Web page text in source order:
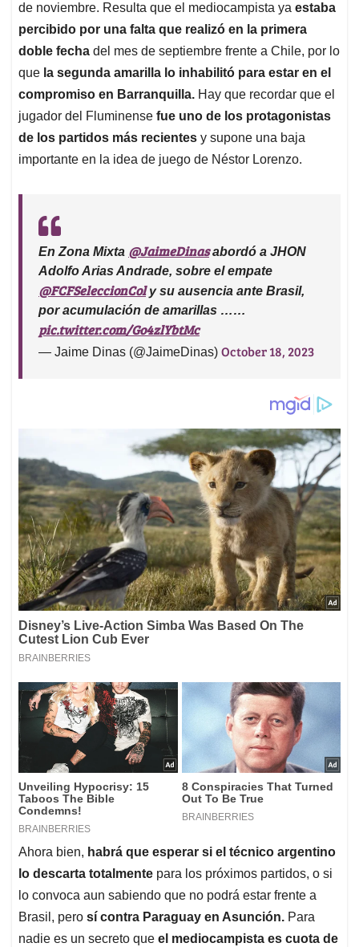
de noviembre. Resulta que el mediocampista ya estaba
percibido por una falta que realizó en la primera
doble fecha del mes de septiembre frente a Chile, por lo
que la segunda amarilla lo inhabilitó para estar en el
compromiso en Barranquilla. Hay que recordar que el
jugador del Fluminense fue uno de los protagonistas
de los partidos más recientes y supone una baja
importante en la idea de juego de Néstor Lorenzo.
En Zona Mixta ⁦ @JaimeDinas⁩ abordó a JHON
Adolfo Arias Andrade, sobre el empate
@FCFSeleccionCol⁩ y su ausencia ante Brasil,
por acumulación de amarillas ……
pic.twitter.com/Go4zlYbtMc
— Jaime Dinas (@JaimeDinas) October 18, 2023
Ahora bien, habrá que esperar si el técnico argentino
lo descarta totalmente para los próximos partidos, o si
lo convoca aun sabiendo que no podrá estar frente a
Brasil, pero sí contra Paraguay en Asunción. Para
nadie es un secreto que el mediocampista es cuota de